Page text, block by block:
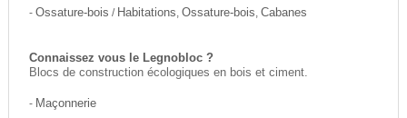
- Ossature-bois / Habitations, Ossature-bois, Cabanes
Connaissez vous le Legnobloc ?
Blocs de construction écologiques en bois et ciment.
- Maçonnerie